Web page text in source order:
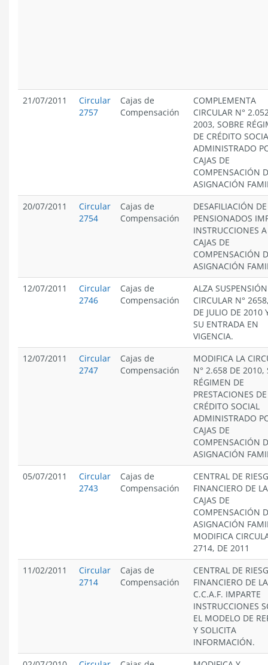
21/07/2011
Circular
2757
Cajas de
Compensación
COMPLEMENTA
CIRCULAR N°
2003, SOBRE
DE CRÉDITO
ADMINISTRADO
CAJAS DE
COMPENSACIÓN
ASIGNACIÓN
20/07/2011
Circular
2754
Cajas de
Compensación
DESAFILIACIÓN DE
PENSIONADOS
INSTRUCCIONES
CAJAS DE
COMPENSACIÓN
ASIGNACIÓN
12/07/2011
Circular
2746
Cajas de
Compensación
ALZA
CIRCULAR N°
DE JULIO DE 2010
SU ENTRADA EN
VIGENCIA.
12/07/2011
Circular
2747
Cajas de
Compensación
MODIFICA LA
N° 2.658 DE 2010,
RÉGIMEN DE
PRESTACIONES DE
CRÉDITO SOCIAL
ADMINISTRADO
CAJAS DE
COMPENSACIÓN
ASIGNACIÓN
05/07/2011
Circular
2743
Cajas de
Compensación
CENTRAL DE
FINANCIERO DE
CAJAS DE
COMPENSACIÓN
ASIGNACIÓN
MODIFICA
2714, DE 2011
11/02/2011
Circular
2714
Cajas de
Compensación
CENTRAL DE
FINANCIERO DE
C.C.A.F. IMPARTE
INSTRUCCIONES
EL MODELO DE
Y SOLICITA
INFORMACIÓN.